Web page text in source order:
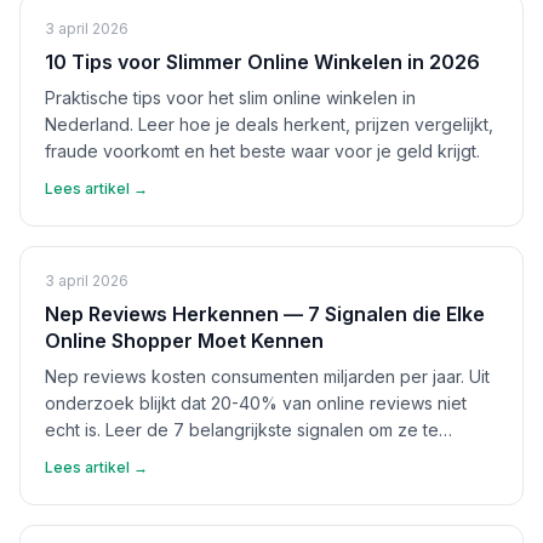
3 april 2026
10 Tips voor Slimmer Online Winkelen in 2026
Praktische tips voor het slim online winkelen in
Nederland. Leer hoe je deals herkent, prijzen vergelijkt,
fraude voorkomt en het beste waar voor je geld krijgt.
Lees artikel →
3 april 2026
Nep Reviews Herkennen — 7 Signalen die Elke
Online Shopper Moet Kennen
Nep reviews kosten consumenten miljarden per jaar. Uit
onderzoek blijkt dat 20-40% van online reviews niet
echt is. Leer de 7 belangrijkste signalen om ze te
Lees artikel →